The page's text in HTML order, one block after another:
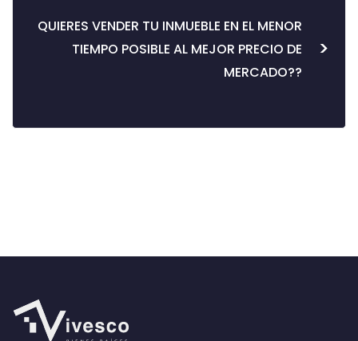
QUIERES VENDER TU INMUEBLE EN EL MENOR
TIEMPO POSIBLE AL MEJOR PRECIO DE
MERCADO??
>